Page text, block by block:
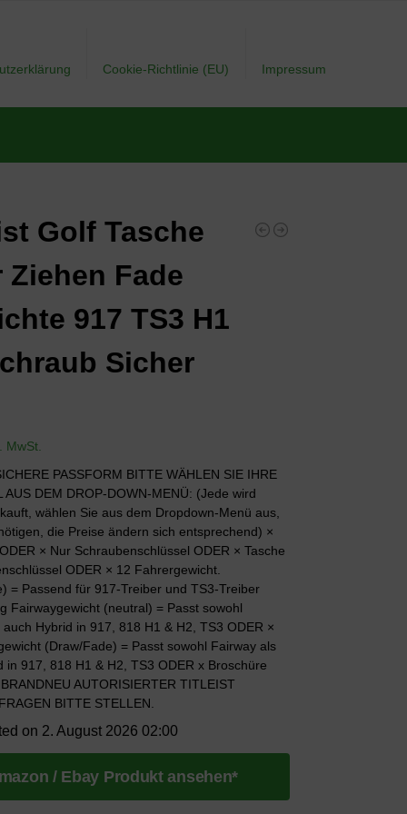
Cookie-Richtlinie (EU) Impressum
Golf Tasche
Ziehen Fade
917 TS3 H1
Sicher
MwSt.
PASSFORM BITTE WÄHLEN SIE IHRE
AUS DEM DROP-DOWN-MENÜ: (Jede wird
wählen Sie aus dem Dropdown-Menü aus,
die Preise ändern sich entsprechend) ×
× Nur Schraubenschlüssel ODER × Tasche
ODER × 12 Fahrergewicht.
= Passend für 917-Treiber und TS3-Treiber
Fairwaygewicht (neutral) = Passt sowohl
Hybrid in 917, 818 H1 & H2, TS3 ODER ×
(Draw/Fade) = Passt sowohl Fairway als
in 917, 818 H1 & H2, TS3 ODER x Broschüre
AUTORISIERTER TITLEIST
BITTE STELLEN.
on 2. August 2026 02:00
/ Ebay Produkt ansehen*